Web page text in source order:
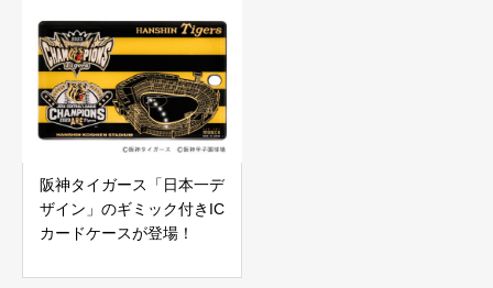
阪神タイガース「日本一デ
ザイン」のギミック付きIC
カードケースが登場！